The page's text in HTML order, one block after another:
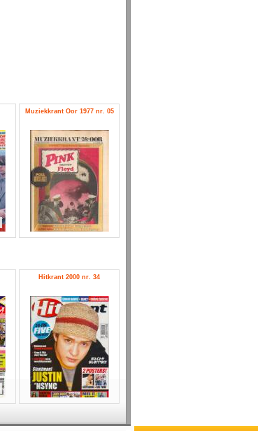
Muziekkrant Oor 1977 nr. 05
Hitkrant 2000 nr. 34